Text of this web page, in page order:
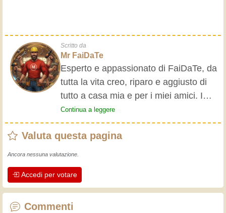
Scritto da
Mr FaiDaTe
Esperto e appassionato di FaiDaTe, da
tutta la vita creo, riparo e aggiusto di
tutto a casa mia e per i miei amici. I
nonni mi hanno insegnato i primi
rudimenti, fin da piccolo e da allora ho
fatto un sacco di esperienze.
L'esperienza insegna! Tiene attivi e
artigiani professionisti mettono nel loro
lavoro. Impariamo insieme, ogni giorno
è una occasione per migliorare. Buon
Continua a leggere
Valuta questa pagina
Ancora nessuna valutazione.
Accedi per votare
Commenti